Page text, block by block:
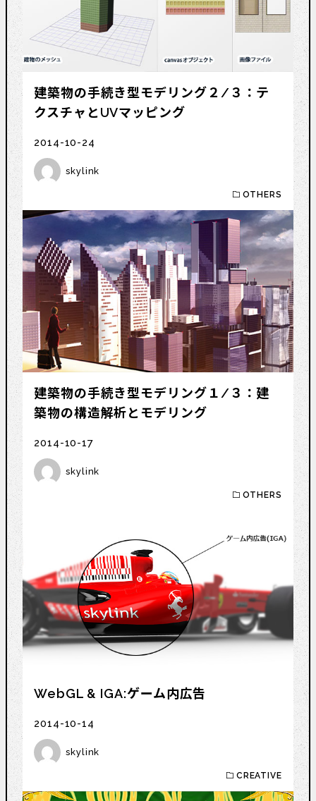
建築物の手続き型モデリング２/３：テ
クスチャとUVマッピング
2014-10-24
skylink
OTHERS
建築物の手続き型モデリング１/３：建
築物の構造解析とモデリング
2014-10-17
skylink
OTHERS
WebGL & IGA:ゲーム内広告
2014-10-14
skylink
CREATIVE